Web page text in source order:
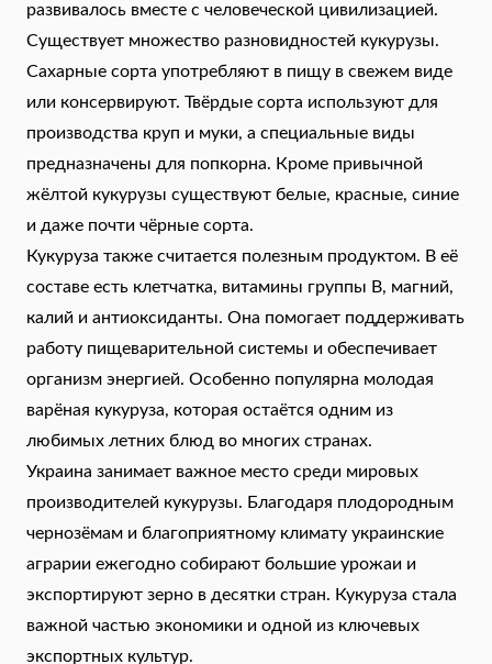
развивалось вместе с человеческой цивилизацией.
Существует множество разновидностей кукурузы.
Сахарные сорта употребляют в пищу в свежем виде
или консервируют. Твёрдые сорта используют для
производства круп и муки, а специальные виды
предназначены для попкорна. Кроме привычной
жёлтой кукурузы существуют белые, красные, синие
и даже почти чёрные сорта.
Кукуруза также считается полезным продуктом. В её
составе есть клетчатка, витамины группы B, магний,
калий и антиоксиданты. Она помогает поддерживать
работу пищеварительной системы и обеспечивает
организм энергией. Особенно популярна молодая
варёная кукуруза, которая остаётся одним из
любимых летних блюд во многих странах.
Украина занимает важное место среди мировых
производителей кукурузы. Благодаря плодородным
чернозёмам и благоприятному климату украинские
аграрии ежегодно собирают большие урожаи и
экспортируют зерно в десятки стран. Кукуруза стала
важной частью экономики и одной из ключевых
экспортных культур.